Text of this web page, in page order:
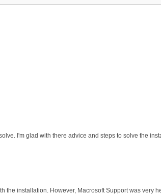
I'm glad with there advice and steps to solve the
the installation. However, Macrosoft Support was very